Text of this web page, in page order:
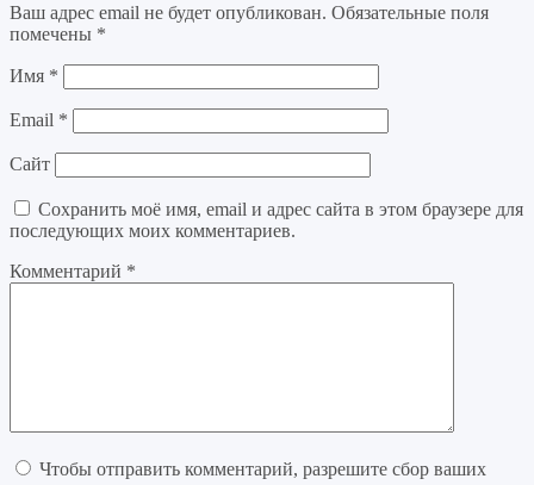
Ваш адрес email не будет опубликован. Обязательные поля
помечены *
Имя *
Email *
Сайт
Сохранить моё имя, email и адрес сайта в этом браузере для
последующих моих комментариев.
Комментарий *
Чтобы отправить комментарий, разрешите сбор ваших